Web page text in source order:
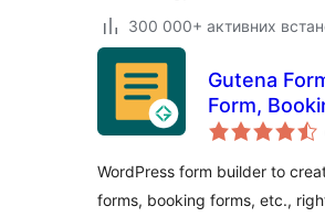
300 000+ активних
Gutena
Form,
WordPress form builder to
forms, booking forms, etc.,